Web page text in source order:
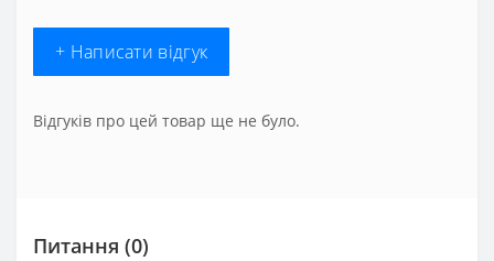
+ Написати відгук
Відгуків про цей товар ще не було.
Питання (0)